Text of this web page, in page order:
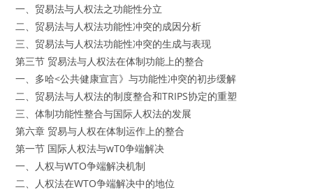
一、贸易法与人权法之功能性分立
二、贸易法与人权法功能性冲突的成因分析
三、贸易法与人权法功能性冲突的生成与表现
第三节 贸易法与人权法在体制功能上的整合
一、多哈<公共健康宣言》与功能性冲突的初步缓解
二、贸易法与人权法的制度整合和TRIPS协定的重塑
三、体制功能性整合与国际人权法的发展
第六章 贸易与人权在体制运作上的整合
第一节 国际人权法与wT0争端解决
一、人权与WTO争端解决机制
二、人权法在WTO争端解决中的地位